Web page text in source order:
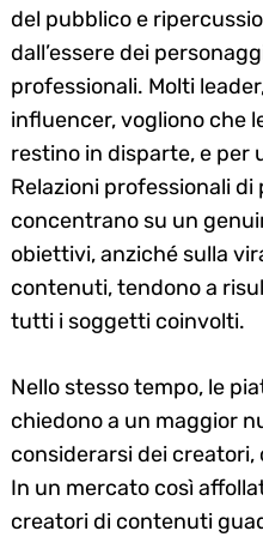
del pubblico e
dall’essere dei
professionali. Molti
influencer, vogliono che
restino in disparte, e per
Relazioni professionali
concentrano su un
obiettivi, anziché sulla
contenuti, tendono a
tutti i soggetti coinvolti.
Nello stesso tempo, le
chiedono a un maggior
considerarsi dei
In un mercato così
creatori di contenuti